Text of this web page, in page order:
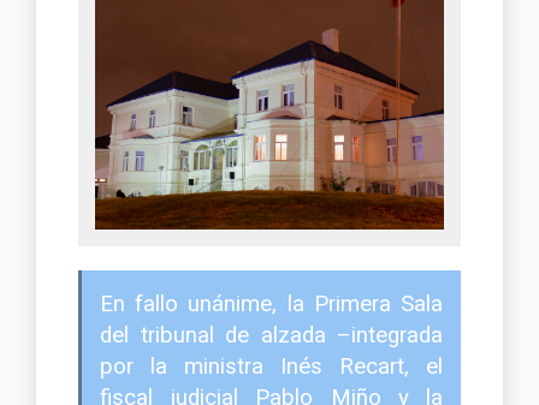
En fallo unánime, la Primera Sala
del tribunal de alzada –integrada
por la ministra Inés Recart, el
fiscal judicial Pablo Miño y la